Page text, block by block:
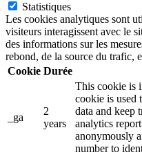
Statistiques
Les cookies analytiques sont
visiteurs interagissent avec le
des informations sur les
rebond, de la source du trafic,
Cookie Durée
_ga
2
years
This cookie is
cookie is used
data and keep
analytics
anonymously
number to